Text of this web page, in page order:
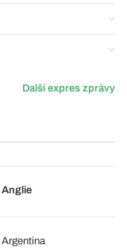
Další expres zprávy
Anglie
Argentina